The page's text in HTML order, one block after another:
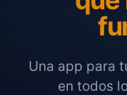
Una app para
en todos